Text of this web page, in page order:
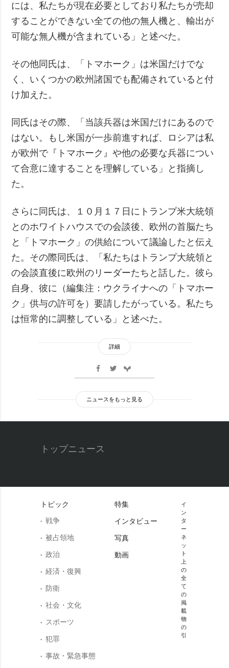
には、私たちが現在必要としており私たちが売却
することができない全ての他の無人機と、輸出が
可能な無人機が含まれている」と述べた。
その他同氏は、「トマホーク」は米国だけでな
く、いくつかの欧州諸国でも配備されていると付
け加えた。
同氏はその際、「当該兵器は米国だけにあるので
はない。もし米国が一歩前進すれば、ロシアは私
が欧州で『トマホーク』や他の必要な兵器につい
て合意に達することを理解している」と指摘し
た。
さらに同氏は、１０月１７日にトランプ米大統領
とのホワイトハウスでの会談後、欧州の首脳たち
と「トマホーク」の供給について議論したと伝え
た。その際同氏は、「私たちはトランプ大統領と
の会談直後に欧州のリーダーたちと話した。彼ら
自身、彼に（編集注：ウクライナへの「トマホー
ク」供与の許可を）要請したがっている。私たち
は恒常的に調整している」と述べた。
詳細
ニュースをもっと見る
トップニュース
トピック
戦争
被占領地
政治
経済・復興
防衛
社会・文化
スポーツ
犯罪
事故・緊急事態
特集
インタビュー
写真
動画
イ
ン
タ
ー
ネ
ッ
ト
上
の
全
て
の
掲
載
物
の
引